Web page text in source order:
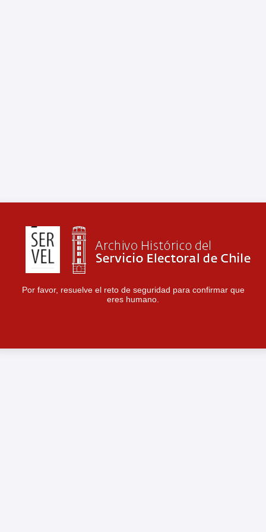
Por favor, resuelve el reto de seguridad para confirmar que
eres humano.